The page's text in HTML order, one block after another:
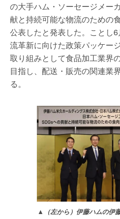
の大手ハム・ソーセージメー
献と持続可能な物流のための
公表したと発表した。ことし
流革新に向けた政策パッケー
取り組みとして食品加工業界
目指し、配送・販売の関連業
る。
▲（左から）伊藤ハムの伊